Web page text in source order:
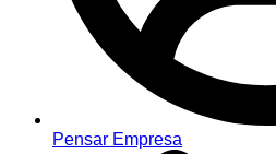
Pensar Empresa